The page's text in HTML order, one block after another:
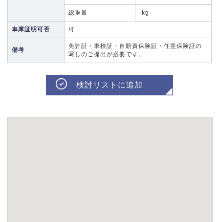
総重量 -kg
車庫証明可否 可
備考
免許証・車検証・自賠責保険証・任意保険証の
写しのご提出が必要です。
検討リストに追加